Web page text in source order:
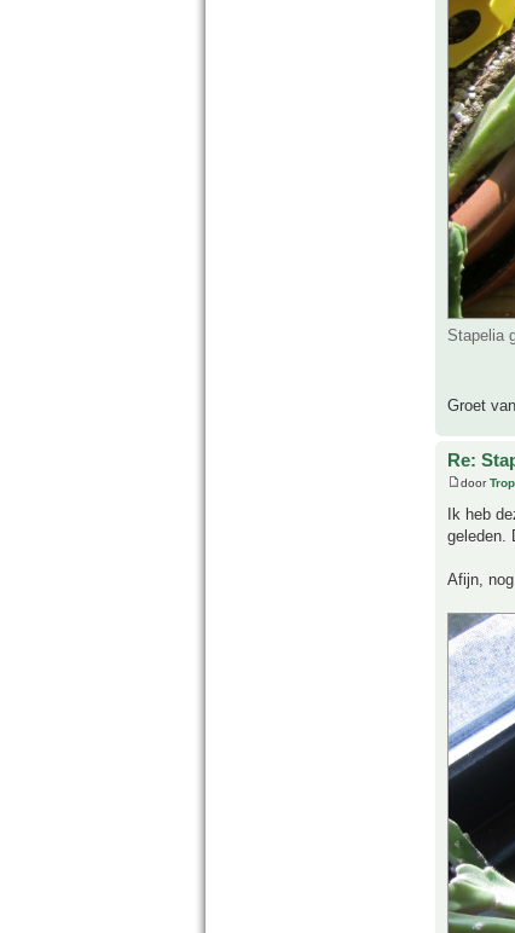
Stapelia
Groet
Re:
door
Ik heb
geleden.
Afijn,